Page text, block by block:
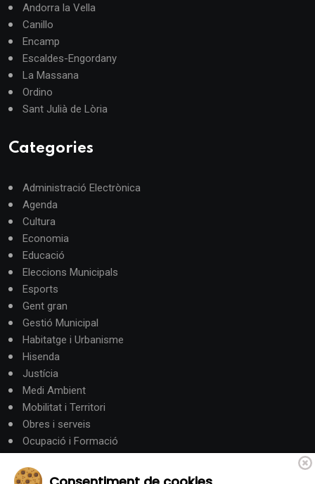
Andorra la Vella
Canillo
Encamp
Escaldes-Engordany
La Massana
Ordino
Sant Julià de Lòria
Categories
Administració Electrònica
Agenda
Cultura
Economia
Educació
Eleccions Municipals
Esports
Gent gran
Gestió Municipal
Habitatge i Urbanisme
Hisenda
Justícia
Medi Ambient
Mobilitat i Territori
Obres i serveis
Ocupació i Formació
Política